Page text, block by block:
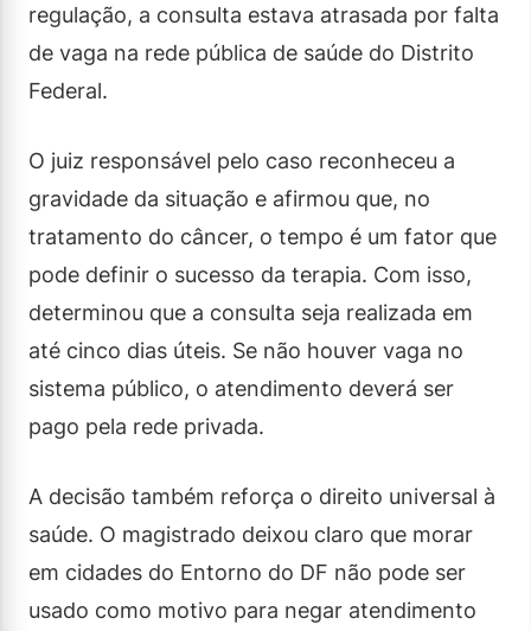
regulação, a consulta estava atrasada por falta
de vaga na rede pública de saúde do Distrito
Federal.
O juiz responsável pelo caso reconheceu a
gravidade da situação e afirmou que, no
tratamento do câncer, o tempo é um fator que
pode definir o sucesso da terapia. Com isso,
determinou que a consulta seja realizada em
até cinco dias úteis. Se não houver vaga no
sistema público, o atendimento deverá ser
pago pela rede privada.
A decisão também reforça o direito universal à
saúde. O magistrado deixou claro que morar
em cidades do Entorno do DF não pode ser
usado como motivo para negar atendimento